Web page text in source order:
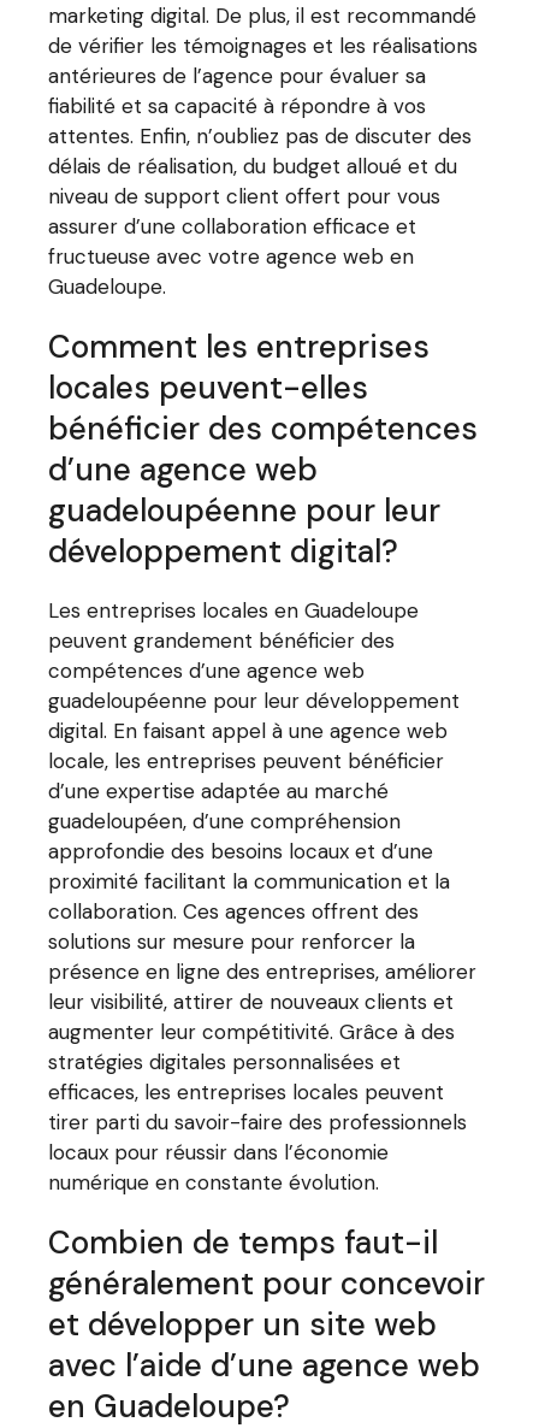
marketing digital. De plus, il est recommandé
de vérifier les témoignages et les réalisations
antérieures de l’agence pour évaluer sa
fiabilité et sa capacité à répondre à vos
attentes. Enfin, n’oubliez pas de discuter des
délais de réalisation, du budget alloué et du
niveau de support client offert pour vous
assurer d’une collaboration efficace et
fructueuse avec votre agence web en
Guadeloupe.
Comment les entreprises
locales peuvent-elles
bénéficier des compétences
d’une agence web
guadeloupéenne pour leur
développement digital?
Les entreprises locales en Guadeloupe
peuvent grandement bénéficier des
compétences d’une agence web
guadeloupéenne pour leur développement
digital. En faisant appel à une agence web
locale, les entreprises peuvent bénéficier
d’une expertise adaptée au marché
guadeloupéen, d’une compréhension
approfondie des besoins locaux et d’une
proximité facilitant la communication et la
collaboration. Ces agences offrent des
solutions sur mesure pour renforcer la
présence en ligne des entreprises, améliorer
leur visibilité, attirer de nouveaux clients et
augmenter leur compétitivité. Grâce à des
stratégies digitales personnalisées et
efficaces, les entreprises locales peuvent
tirer parti du savoir-faire des professionnels
locaux pour réussir dans l’économie
numérique en constante évolution.
Combien de temps faut-il
généralement pour concevoir
et développer un site web
avec l’aide d’une agence web
en Guadeloupe?